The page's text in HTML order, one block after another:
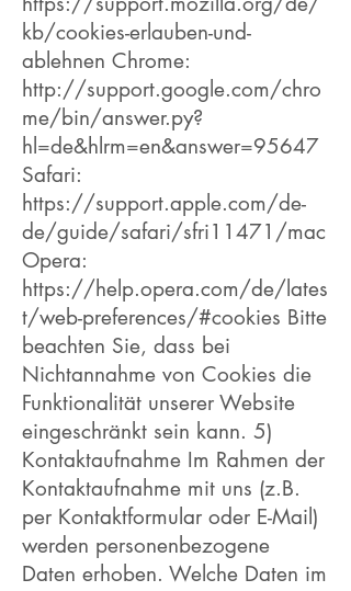
kb/cookies-erlauben-und-
ablehnen Chrome:
http://support.google.com/chro
me/bin/answer.py?
hl=de&hlrm=en&answer=95647
Safari:
https://support.apple.com/de-
de/guide/safari/sfri11471/mac
Opera:
https://help.opera.com/de/lates
t/web-preferences/#cookies Bitte
beachten Sie, dass bei
Nichtannahme von Cookies die
Funktionalität unserer Website
eingeschränkt sein kann. 5)
Kontaktaufnahme Im Rahmen der
Kontaktaufnahme mit uns (z.B.
per Kontaktformular oder E-Mail)
werden personenbezogene
Daten erhoben. Welche Daten im